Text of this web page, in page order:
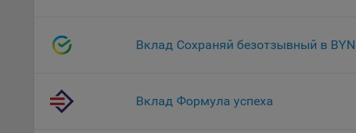
Вклад Сохраняй безотзывный в BYN
Вклад Формула успеха